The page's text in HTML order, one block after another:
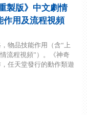
製版》中文劇情
作用及流程視頻
物品技能作用（含“上
流程視頻”）。《神奇
任天堂發行的動作類遊